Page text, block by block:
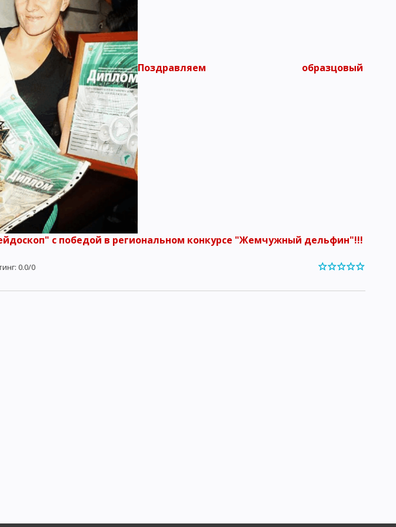
Поздравляем образцовый
с победой в региональном конкурсе "Жемчужный дельфин"!!!
: 0.0/0